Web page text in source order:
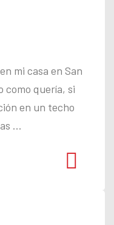
mi casa en San
como quería, si
en un techo
...